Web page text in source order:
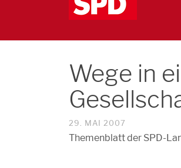
Wege in
29. MAI 2007
Themenblatt der SPD-